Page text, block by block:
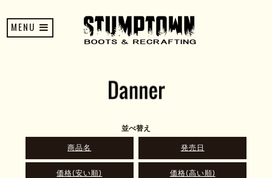
MENU
並べ替え
商品名 発売日
価格(安い順) 価格(高い順)